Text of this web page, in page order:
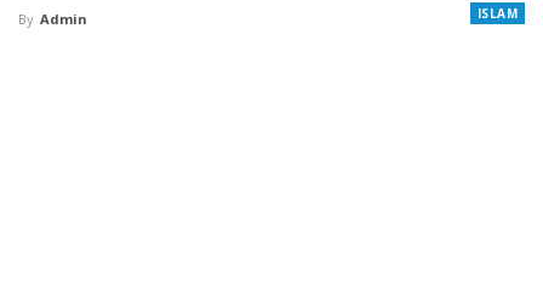
ISLAM
By Admin